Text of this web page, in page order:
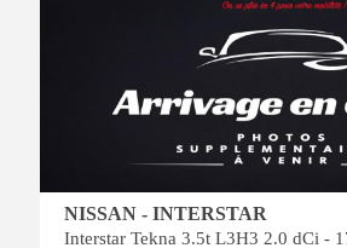
NISSAN - INTERSTAR